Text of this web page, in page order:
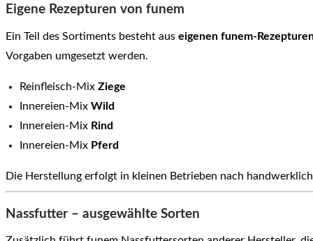
Eigene Rezepturen von funem
Ein Teil des Sortiments besteht aus eigenen funem-
Vorgaben umgesetzt werden.
Reinfleisch-Mix Ziege
Innereien-Mix Wild
Innereien-Mix Rind
Innereien-Mix Pferd
Die Herstellung erfolgt in kleinen Betrieben nach
Nassfutter – ausgewählte Sorten